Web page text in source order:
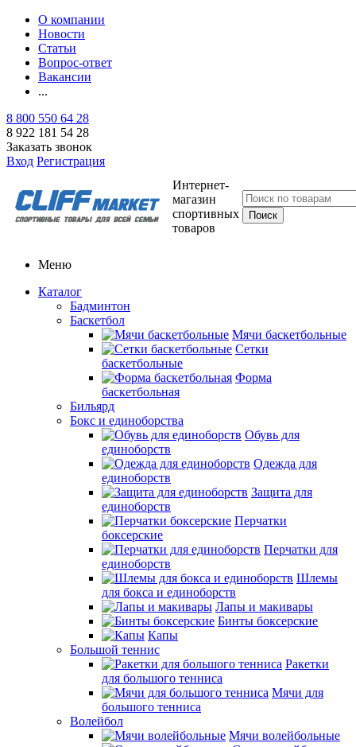
О компании
Новости
Статьи
Вопрос-ответ
Вакансии
...
8 800 550 64 28
8 922 181 54 28
Заказать звонок
Вход Регистрация
Интернет-
магазин
спортивных
товаров
Меню
Каталог
Бадминтон
Баскетбол
Мячи баскетбольные
Сетки
баскетбольные
Форма
баскетбольная
Бильярд
Бокс и единоборства
Обувь для
единоборств
Одежда для
единоборств
Защита для
единоборств
Перчатки
боксерские
Перчатки для
единоборств
Шлемы
для бокса и единоборств
Лапы и макивары
Бинты боксерские
Капы
Большой теннис
Ракетки
для большого тенниса
Мячи для
большого тенниса
Волейбол
Мячи волейбольные